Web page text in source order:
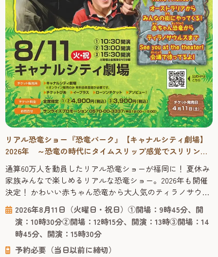
リアル恐竜ショー『恐竜パーク』【キャナルシティ劇場】
2026年 ～恐竜の時代にタイムスリップ感覚でスリリング
に学べる！
通算60万人を動員したリアル恐竜ショーが福岡に！ 夏休み
家族みんなで楽しめるリアルな恐竜ショー。2026年も開催
決定！ かわいい赤ちゃん恐竜から大人気のティラノサウル
スまで登場する、オーストラリアからやってきたリアル恐
竜ショー「恐竜パーク」は、恐竜が生きていた時代にタイ
ムスリップした感覚で楽しくスリリングに学べる、ファミ
リー向けのパフォーマンスショー。 客席で観るだけでな
く、ラッキーなお客様...
2026年8月11日（火曜日・祝日）①開場：9時45分、開
演：10時30分②開場：12時15分、開演：13時③開場：14
時45分、開演：15時30分
予約必要（当日以前に締切）